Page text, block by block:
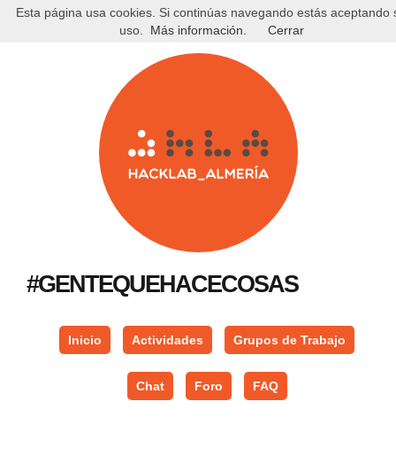
#GENTEQUEHACECOSAS
Inicio Actividades Grupos de Trabajo
Chat Foro FAQ
Esta página usa cookies. Si continúas navegando estás aceptando
uso.
Más información. Cerrar